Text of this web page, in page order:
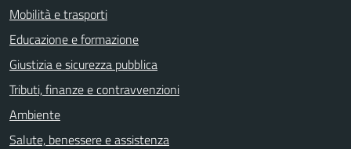
Mobilità e trasporti
Educazione e formazione
Giustizia e sicurezza pubblica
Tributi, finanze e contravvenzioni
Ambiente
Salute, benessere e assistenza